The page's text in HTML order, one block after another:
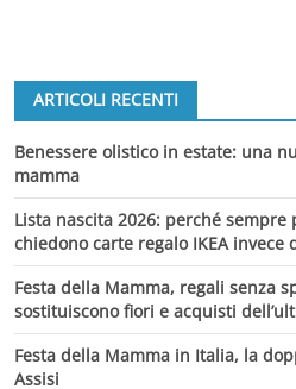
ARTICOLI RECENTI
Benessere olistico in estate: una
mamma
Lista nascita 2026: perché
chiedono carte regalo IKEA
Festa della Mamma, regali senza
sostituiscono fiori e acquisti
Festa della Mamma in Italia, la
Assisi